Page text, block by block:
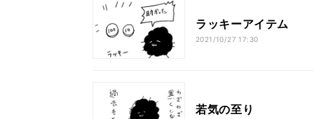
ラッキーアイテム
2021/10/27 17:30
若気の至り